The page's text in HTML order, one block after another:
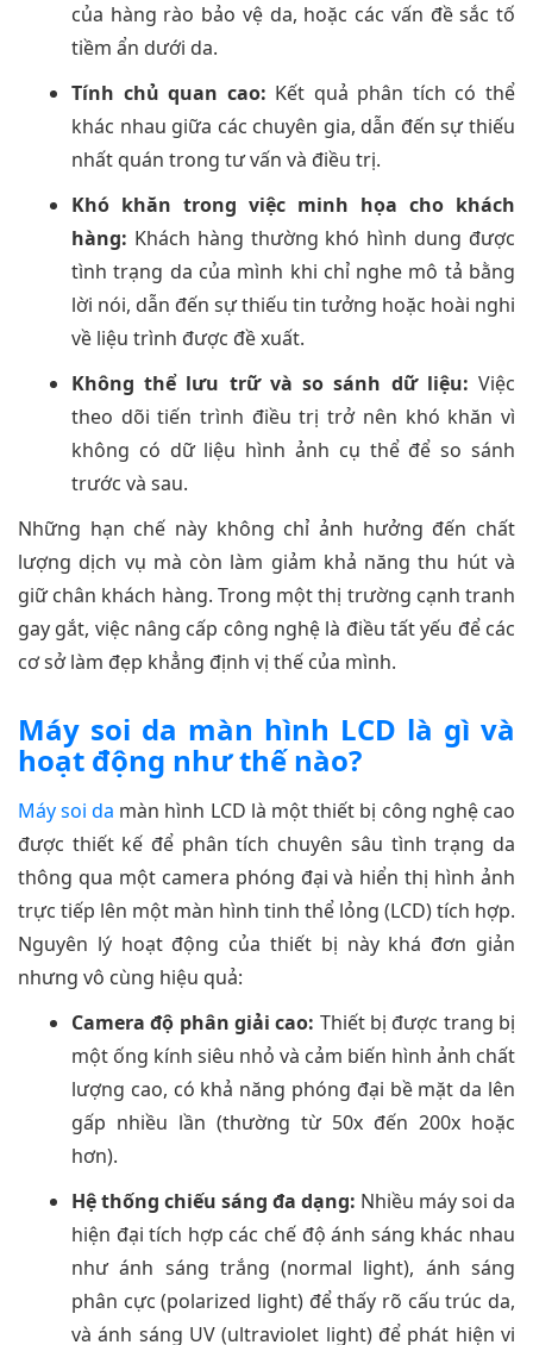
của hàng rào bảo vệ da, hoặc các vấn đề sắc tố
tiềm ẩn dưới da.
Tính chủ quan cao: Kết quả phân tích có thể
khác nhau giữa các chuyên gia, dẫn đến sự thiếu
nhất quán trong tư vấn và điều trị.
Khó khăn trong việc minh họa cho khách
hàng: Khách hàng thường khó hình dung được
tình trạng da của mình khi chỉ nghe mô tả bằng
lời nói, dẫn đến sự thiếu tin tưởng hoặc hoài nghi
về liệu trình được đề xuất.
Không thể lưu trữ và so sánh dữ liệu: Việc
theo dõi tiến trình điều trị trở nên khó khăn vì
không có dữ liệu hình ảnh cụ thể để so sánh
trước và sau.
Những hạn chế này không chỉ ảnh hưởng đến chất
lượng dịch vụ mà còn làm giảm khả năng thu hút và
giữ chân khách hàng. Trong một thị trường cạnh tranh
gay gắt, việc nâng cấp công nghệ là điều tất yếu để các
cơ sở làm đẹp khẳng định vị thế của mình.
Máy soi da màn hình LCD là gì và
hoạt động như thế nào?
Máy soi da màn hình LCD là một thiết bị công nghệ cao
được thiết kế để phân tích chuyên sâu tình trạng da
thông qua một camera phóng đại và hiển thị hình ảnh
trực tiếp lên một màn hình tinh thể lỏng (LCD) tích hợp.
Nguyên lý hoạt động của thiết bị này khá đơn giản
nhưng vô cùng hiệu quả:
Camera độ phân giải cao: Thiết bị được trang bị
một ống kính siêu nhỏ và cảm biến hình ảnh chất
lượng cao, có khả năng phóng đại bề mặt da lên
gấp nhiều lần (thường từ 50x đến 200x hoặc
hơn).
Hệ thống chiếu sáng đa dạng: Nhiều máy soi da
hiện đại tích hợp các chế độ ánh sáng khác nhau
như ánh sáng trắng (normal light), ánh sáng
phân cực (polarized light) để thấy rõ cấu trúc da,
và ánh sáng UV (ultraviolet light) để phát hiện vi